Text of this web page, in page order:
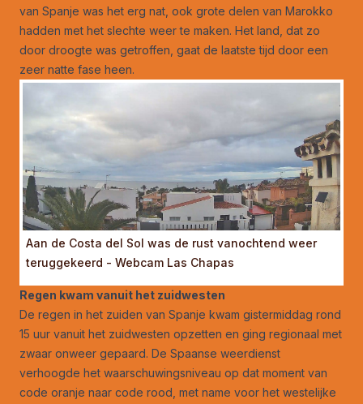
van Spanje was het erg nat, ook grote delen van Marokko
hadden met het slechte weer te maken. Het land, dat zo
door droogte was getroffen, gaat de laatste tijd door een
zeer natte fase heen.
Aan de Costa del Sol was de rust vanochtend weer
teruggekeerd - Webcam Las Chapas
Regen kwam vanuit het zuidwesten
De regen in het zuiden van Spanje kwam gistermiddag rond
15 uur vanuit het zuidwesten opzetten en ging regionaal met
zwaar onweer gepaard. De Spaanse weerdienst
verhoogde het waarschuwingsniveau op dat moment van
code oranje naar code rood, met name voor het westelijke